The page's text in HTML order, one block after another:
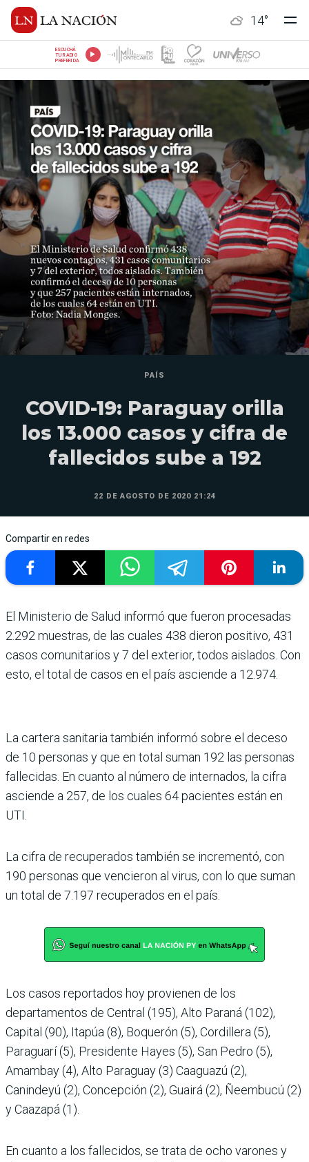
14°
ESCUCHÁ
TU RADIO
PREFERIDA
PAÍS
COVID-19: Paraguay orilla
los 13.000 casos y cifra de
fallecidos sube a 192
22 DE AGOSTO DE 2020 21:24
Compartir en redes
El Ministerio de Salud informó que fueron procesadas
2.292 muestras, de las cuales 438 dieron positivo, 431
casos comunitarios y 7 del exterior, todos aislados. Con
esto, el total de casos en el país asciende a 12.974.
La cartera sanitaria también informó sobre el deceso
de 10 personas y que en total suman 192 las personas
fallecidas. En cuanto al número de internados, la cifra
asciende a 257, de los cuales 64 pacientes están en
UTI.
La cifra de recuperados también se incrementó, con
190 personas que vencieron al virus, con lo que suman
un total de 7.197 recuperados en el país.
Los casos reportados hoy provienen de los
departamentos de Central (195), Alto Paraná (102),
Capital (90), Itapúa (8), Boquerón (5), Cordillera (5),
Paraguarí (5), Presidente Hayes (5), San Pedro (5),
Amambay (4), Alto Paraguay (3) Caaguazú (2),
Canindeyú (2), Concepción (2), Guairá (2), Ñeembucú (2)
y Caazapá (1).
En cuanto a los fallecidos, se trata de ocho varones y